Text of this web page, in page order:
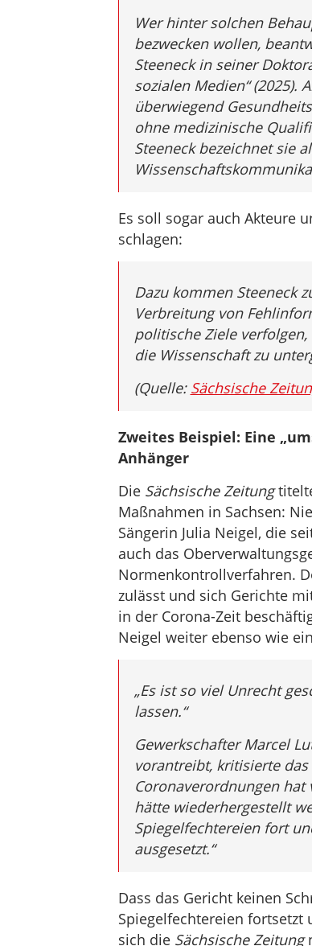
Wer hinter solchen
bezwecken wollen,
Steeneck in seiner
sozialen Medien“ (2025).
überwiegend
ohne medizinische
Steeneck bezeichnet sie
Es soll sogar auch Akteure
schlagen:
Dazu kommen Steeneck
Verbreitung von
politische Ziele
die Wissenschaft zu
(Quelle: Sächsische
Zweites Beispiel: Eine
Anhänger
Die Sächsische Zeitung
Maßnahmen in Sachsen:
Sängerin Julia Neigel, die
auch das
Normenkontrollverfahren.
zulässt und sich Gerichte
in der Corona-Zeit
Neigel weiter ebenso wie
„Es ist so viel Unrecht
lassen.“
Gewerkschafter Marcel
vorantreibt, kritisierte
Coronaverordnungen hat
hätte wiederhergestellt
Spiegelfechtereien fort
ausgesetzt.“
Dass das Gericht keinen
Spiegelfechtereien
sich die Sächsische Zeitung